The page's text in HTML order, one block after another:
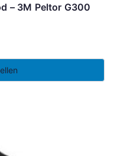
– 3M Peltor G300